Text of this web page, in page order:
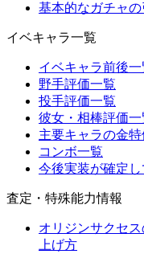
基本的なガチャ
イベキャラ一覧
イベキャラ前後一
野手評価一覧
投手評価一覧
彼女・相棒評価一
主要キャラの金
コンボ一覧
今後実装が確定
査定・特殊能力情報
オリジンサクセ
上げ方